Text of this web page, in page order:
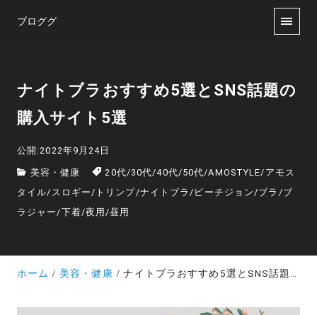
ブロググ
ナイトブラおすすめ5選とSNS話題の
購入サイト5選
公開:2022年9月24日
美容・健康 20代/30代/40代/50代/AMOSTYLE/ アモス
タイル/ スロギー / トリンプ/ナイトブラ / ピーチジョン /ブラ /ブ
ラジャー /下着/夜用 /昼用
ホーム 美容・健康 ナイトブラおすすめ5選とSNS話題の購入サイト5選